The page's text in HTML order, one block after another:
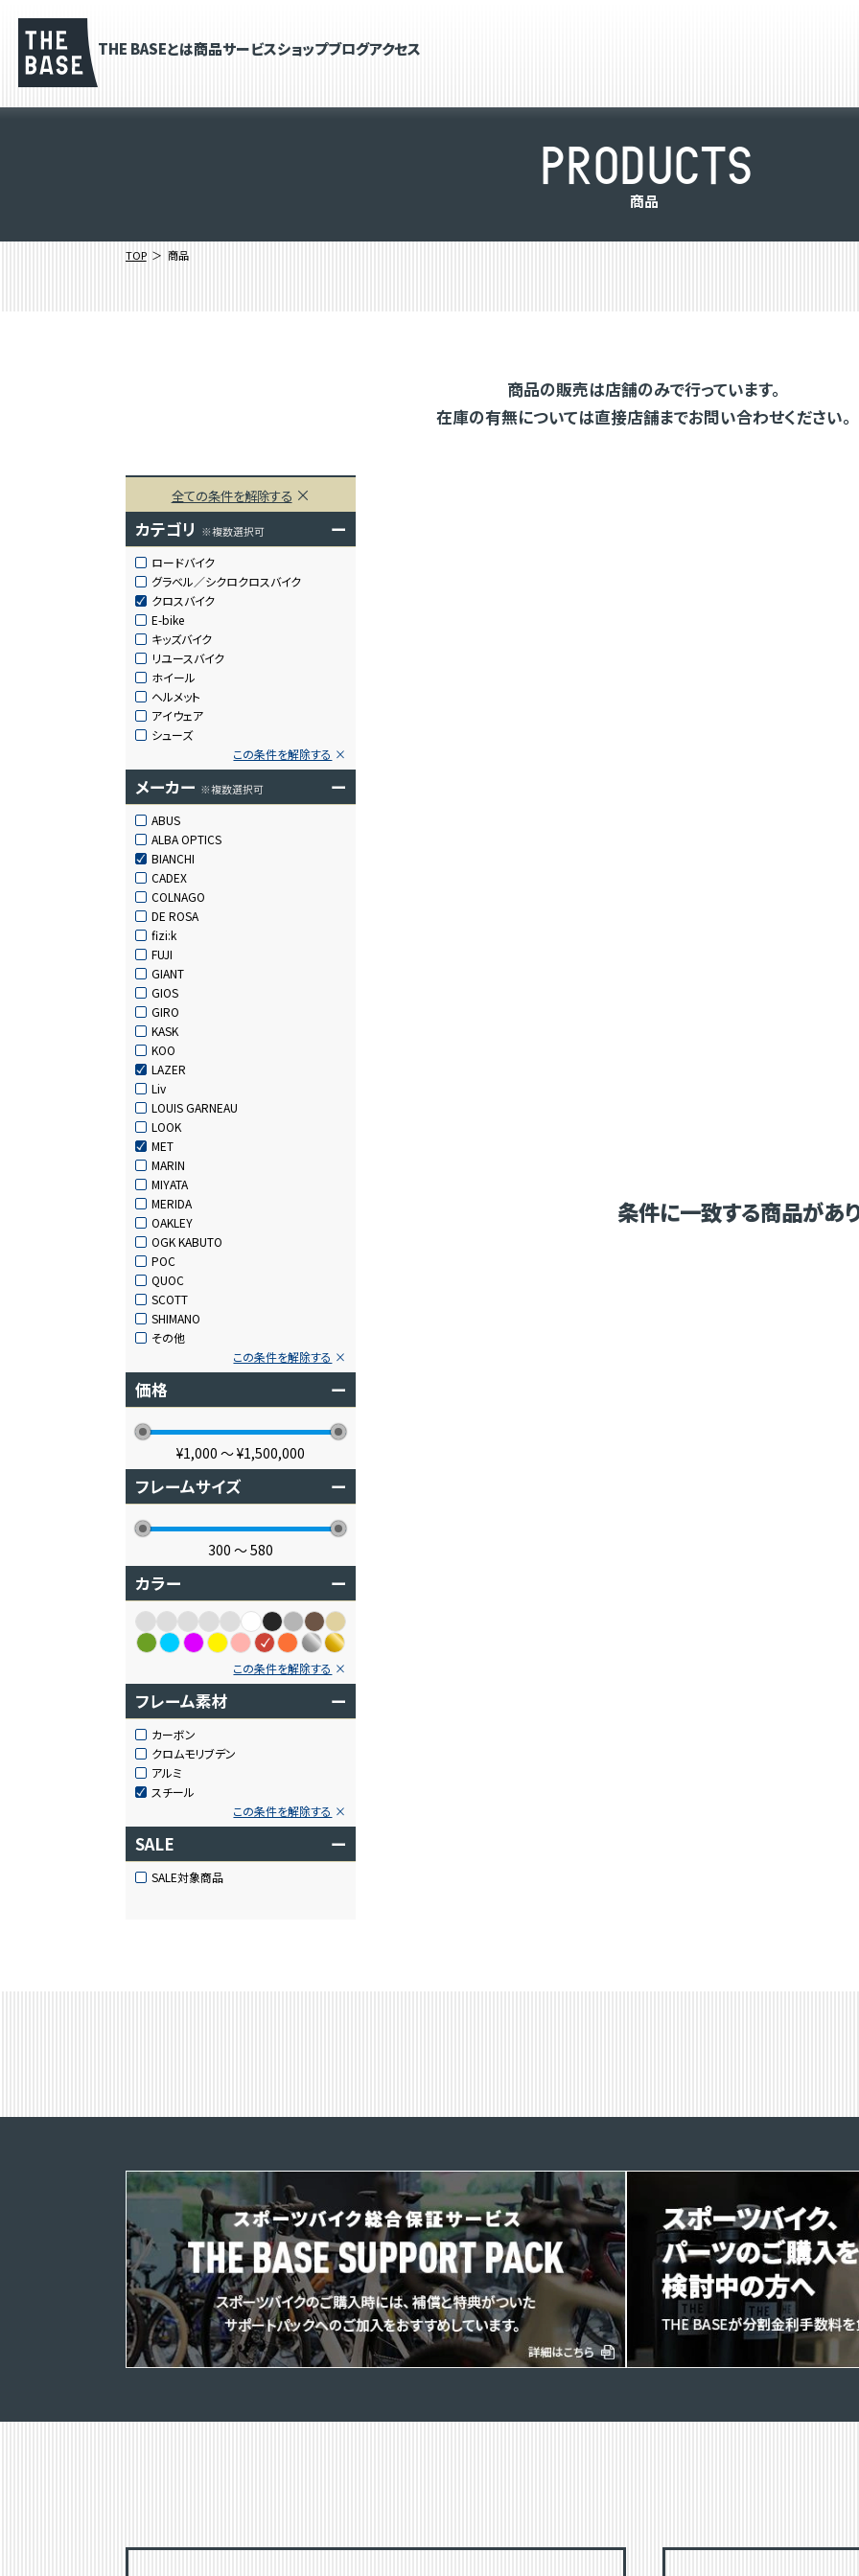
THE BASEとは商品サービスショップブログアクセス
PRODUCTS
商品
TOP 商品
商品の販売は店舗のみで行っています。
在庫の有無については直接店舗までお問い合わせください。
全ての条件を解除する
カテゴリ ※複数選択可 ー
ロードバイク
グラベル／シクロクロスバイク
クロスバイク
E-bike
キッズバイク
リユースバイク
ホイール
ヘルメット
アイウェア
シューズ
この条件を解除する
メーカー ※複数選択可 ー
ABUS
ALBA OPTICS
BIANCHI
CADEX
COLNAGO
DE ROSA
fizi:k
FUJI
GIANT
GIOS
GIRO
KASK
KOO
LAZER
Liv
LOUIS GARNEAU
LOOK
MET
MARIN
MIYATA
MERIDA
OAKLEY
OGK KABUTO
POC
QUOC
SCOTT
SHIMANO
その他
この条件を解除する
価格 ー
¥1,000 〜¥1,500,000
フレームサイズ ー
300 〜580
カラー ー
この条件を解除する
フレーム素材 ー
カーボン
クロムモリブデン
アルミ
スチール
この条件を解除する
SALE ー
SALE対象商品
条件に一致する商品があ